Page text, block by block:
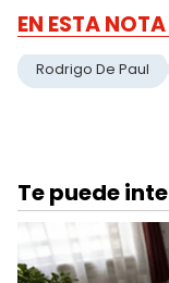
EN ESTA NOTA
Rodrigo De Paul